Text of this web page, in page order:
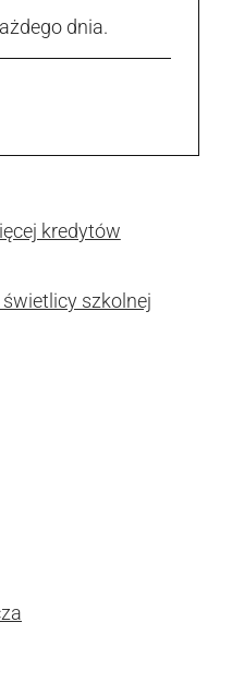
dnia.
kredytów
szkolnej